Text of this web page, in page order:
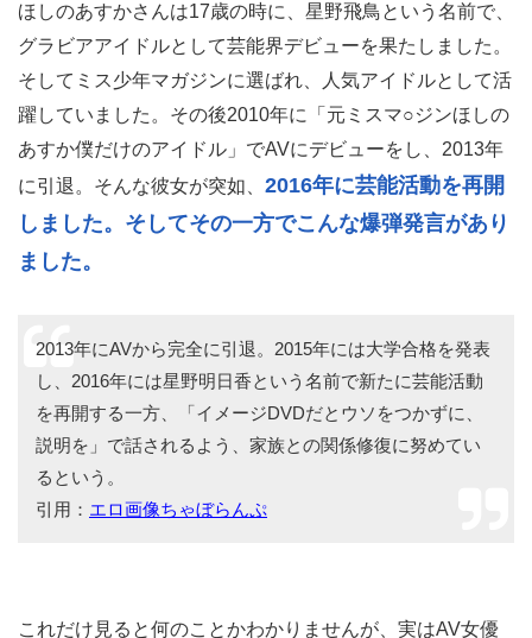
ほしのあすかさんは17歳の時に、星野飛鳥という名前で、
グラビアアイドルとして芸能界デビューを果たしました。
そしてミス少年マガジンに選ばれ、人気アイドルとして活
躍していました。その後2010年に「元ミスマ○ジンほしの
あすか僕だけのアイドル」でAVにデビューをし、2013年
に引退。そんな彼女が突如、 2016年に芸能活動を再開
しました。そしてその一方でこんな爆弾発言があり
ました。
2013年にAVから完全に引退。2015年には大学合格を発表
し、2016年には星野明日香という名前で新たに芸能活動
を再開する一方、「イメージDVDだとウソをつかずに、
説明を」で話されるよう、家族との関係修復に努めてい
るという。
引用： エロ画像ちゃぼらんぷ
これだけ見ると何のことかわかりませんが、実はAV女優